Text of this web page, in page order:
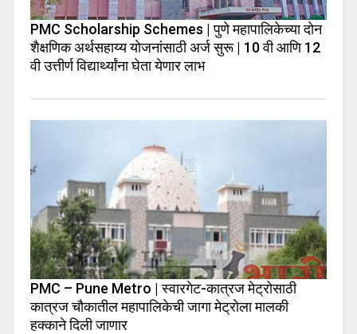
PMC Scholarship Schemes | पुणे महापालिकेच्या दोन
शैक्षणिक अर्थसहाय्य योजनांसाठी अर्ज सुरू | 10 वी आणि 12
वी उत्तीर्ण विद्यार्थ्यांना घेता येणार लाभ
PMC – Pune Metro | स्वारगेट-कात्रज मेट्रोसाठी
कात्रज चौकातील महापालिकेची जागा मेट्रोला मालकी
हक्काने दिली जाणार